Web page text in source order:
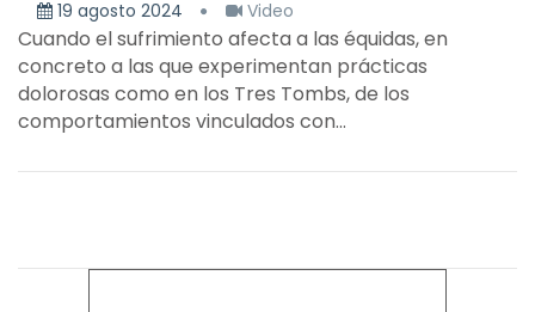
19 agosto 2024
Video
Cuando el sufrimiento afecta a las équidas, en
concreto a las que experimentan prácticas
dolorosas como en los Tres Tombs, de los
comportamientos vinculados con...